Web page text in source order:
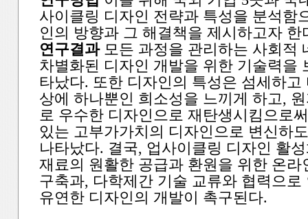
사이클링 디자인 전략과 특성을 분석함
인의 방향과 그 해결책을 제시하고자 한
연구결과모든 과정을 관리하는 사회적
차별화된 디자인 개발을 위한 기술력을
타났다. 또한 디자인의 특성은 섬세하고
상에 하나뿐인 희소성을 느끼게 하고,
로 우수한 디자인으로 재탄생시킴으로
있는 고부가가치의 디자인으로 변신하
나타났다. 결국, 업사이클링 디자인 활
재료의 원활한 공급과 환원을 위한 온라
구축과, 다학제간 기술 교류와 협력으로
유연한 디자인의 개발이 촉구된다.